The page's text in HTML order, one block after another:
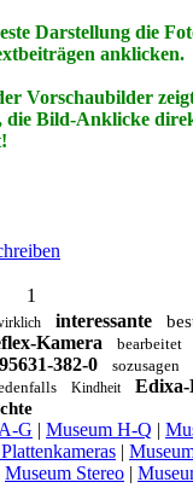
Darstellung die
anklicken.
Vorschaubilder
die Bild-Anklicke
1
interessante
Kamera bearbeitet
382-0 sozusagen
Kindheit Edixa-
G | Museum H-Q |
|
Museum Stereo |